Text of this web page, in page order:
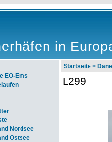
in
EO-Ems
Nordsee
Ostsee
Startseite >
L299